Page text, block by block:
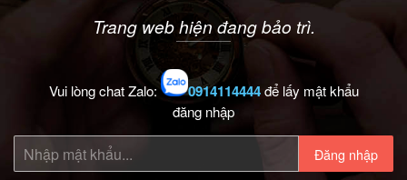
Trang web hiện đang bảo trì.
Vui lòng chat Zalo: 0914114444để lấy mật khẩu
đăng nhập
Đăng nhập